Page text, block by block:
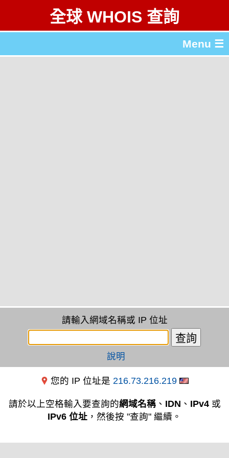
全球 WHOIS 查詢
Menu ☰
請輸入網域名稱或 IP 位址
說明
您的 IP 位址是 216.73.216.219
請於以上空格輸入要查詢的網域名稱、 IDN 、 IPv4或
IPv6 位址 ，然後按 "查詢" 繼續。